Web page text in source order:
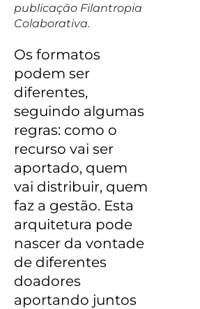
publicação Filantropia
Colaborativa.
Os formatos
podem ser
diferentes,
seguindo algumas
regras: como o
recurso vai ser
aportado, quem
vai distribuir, quem
faz a gestão. Esta
arquitetura pode
nascer da vontade
de diferentes
doadores
aportando juntos